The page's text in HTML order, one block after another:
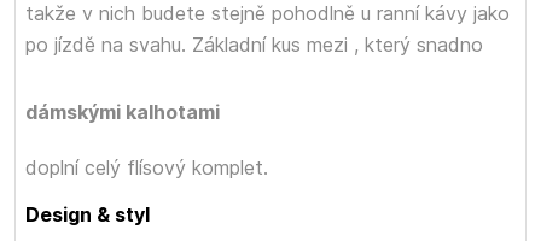
takže v nich budete stejně pohodlně u ranní kávy jako
po jízdě na svahu. Základní kus mezi
dámskými kalhotami
, který snadno
doplní celý flísový komplet.
Design & styl